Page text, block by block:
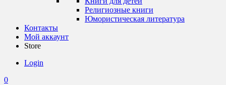
Религиозные книги
Юмористическая литература
Контакты
Мой аккаунт
Store
Login
0